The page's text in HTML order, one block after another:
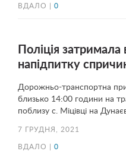
ВДАЛО | 0
Поліція затримала
напідпитку
Дорожньо-транспортна
близько 14:00 години на
поблизу с. Міцівці на
7 ГРУДНЯ, 2021
ВДАЛО | 0